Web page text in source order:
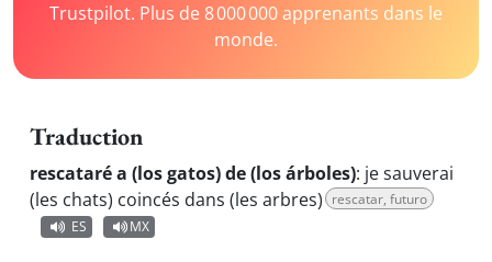
Trustpilot. Plus de 8 000 000 apprenants dans le
monde.
Traduction
rescataré a (los gatos) de (los árboles): je sauverai
(les chats) coincés dans (les arbres) rescatar, futuro
ES
MX